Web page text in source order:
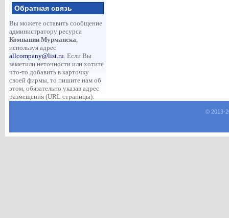
Обратная связь
Вы можете оставить сообщение
администратору ресурса
Компании Мурманска,
используя адрес
allcompany@list.ru. Если Вы
заметили неточности или хотите
что-то добавить в карточку
своей фирмы, то пишите нам об
этом, обязательно указав адрес
размещения (URL страницы).
© 2013-